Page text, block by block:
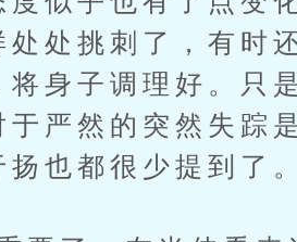
处挑刺了，有时
身子调理好。只
严然的突然失踪
也都很少提到了。